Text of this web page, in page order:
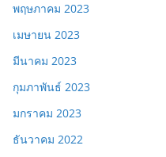
พฤษภาคม 2023
เมษายน 2023
มีนาคม 2023
กุมภาพันธ์ 2023
มกราคม 2023
ธันวาคม 2022